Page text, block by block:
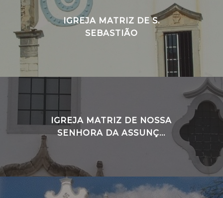
IGREJA MATRIZ DE S.
SEBASTIÃO
IGREJA MATRIZ DE NOSSA
SENHORA DA ASSUNÇ...